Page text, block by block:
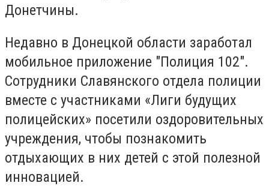
Донетчины.
Недавно в Донецкой области заработал
мобильное приложение "Полиция 102".
Сотрудники Славянского отдела полиции
вместе с участниками «Лиги будущих
полицейских» посетили оздоровительных
учреждения, чтобы познакомить
отдыхающих в них детей с этой полезной
инновацией.